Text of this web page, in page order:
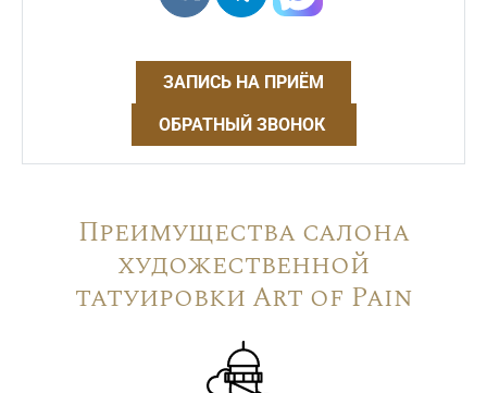
ЗАПИСЬ НА ПРИЁМ
ОБРАТНЫЙ ЗВОНОК
Преимущества салона
художественной
татуировки Art of Pain